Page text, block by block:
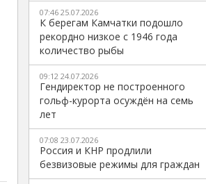
07:46 25.07.2026
К берегам Камчатки подошло
рекордно низкое с 1946 года
количество рыбы
09:12 24.07.2026
Гендиректор не построенного
гольф-курорта осуждён на семь
лет
07:08 23.07.2026
Россия и КНР продлили
безвизовые режимы для граждан